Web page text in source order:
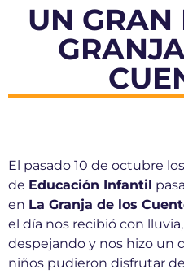
UN
El pasado 10 de octubre
de Educación Infantil
en La Granja de los
el día nos recibió con
despejando y nos hizo un
niños pudieron disfrutar